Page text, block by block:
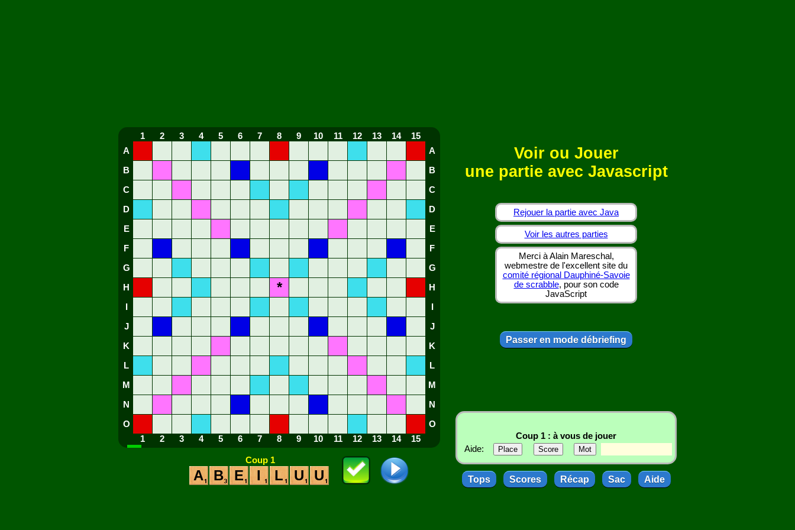
1 2 3 4 5 6 7 8 9 10 11 12 13 14
15
A
A
B B
C C
D D
E E
F F
G G
H * H
J J
K K
L L
M M
N N
O
O
1
2 3 4 5 6 7 8 9 10 11 12 13 14 15
Coup 1
A B E I L U U
Voir ou Jouer
une partie avec Javascript
Rejouer la partie avec Java
Voir les autres parties
Merci à Alain Mareschal,
webmestre de l'excellent site du
comité régional Dauphiné-Savoie
de scrabble, pour son code
JavaScript
Passer en mode débriefing
Coup 1 : à vous de jouer
Aide:
Tops Scores Récap Sac Aide